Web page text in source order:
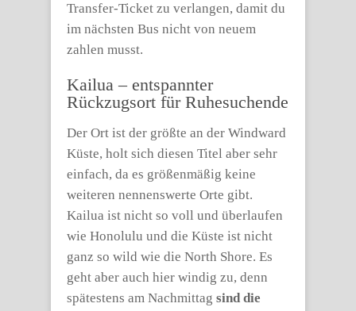
Transfer-Ticket zu verlangen, damit du
im nächsten Bus nicht von neuem
zahlen musst.
Kailua – entspannter
Rückzugsort für Ruhesuchende
Der Ort ist der größte an der Windward
Küste, holt sich diesen Titel aber sehr
einfach, da es größenmäßig keine
weiteren nennenswerte Orte gibt.
Kailua ist nicht so voll und überlaufen
wie Honolulu und die Küste ist nicht
ganz so wild wie die North Shore. Es
geht aber auch hier windig zu, denn
spätestens am Nachmittag sind die